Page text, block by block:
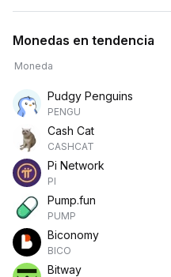
Monedas en tendencia
Moneda
Pudgy Penguins
PENGU
Cash Cat
CASHCAT
Pi Network
PI
Pump.fun
PUMP
Biconomy
BICO
Bitway